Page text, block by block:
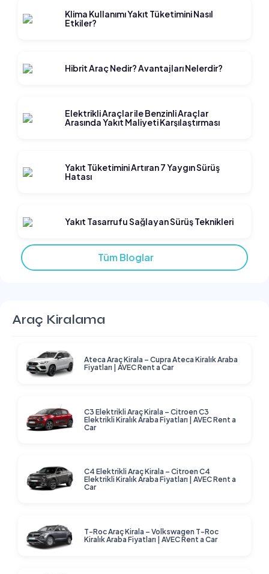
Klima Kullanımı Yakıt Tüketimini Nasıl
Etkiler?
Hibrit Araç Nedir? Avantajları Nelerdir?
Elektrikli Araçlar ile Benzinli Araçlar
Arasında Yakıt Maliyeti Karşılaştırması
Yakıt Tüketimini Artıran 7 Yaygın Sürüş
Hatası
Yakıt Tasarrufu Sağlayan Sürüş Teknikleri
Tüm Bloglar
Araç Kiralama
Ateca Araç Kirala – Cupra Ateca Kiralık Araba
Fiyatları | AVEC Rent a Car
C3 Elektrikli Araç Kirala – Citroen C3
Elektrikli Kiralık Araba Fiyatları | AVEC Rent a
Car
C4 Elektrikli Araç Kirala – Citroen C4
Elektrikli Kiralık Araba Fiyatları | AVEC Rent a
Car
T-Roc Araç Kirala – Volkswagen T-Roc
Kiralık Araba Fiyatları | AVEC Rent a Car